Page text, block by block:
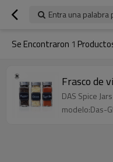
Entra una
Se Encontraron 1
Frasco de
DAS Spice
modelo:Das-